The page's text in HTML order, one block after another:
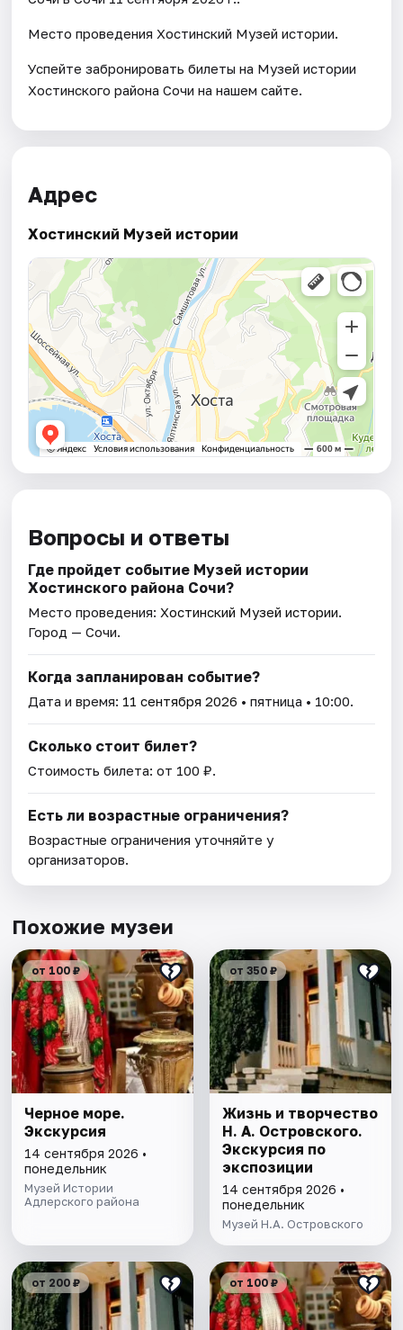
Место проведения Хостинский Музей истории.
Успейте забронировать билеты на Музей истории
Хостинского района Сочи на нашем сайте.
Адрес
Хостинский Музей истории
Вопросы и ответы
Где пройдет событие Музей истории
Хостинского района Сочи?
Место проведения:Хостинский Музей истории.
Город — Сочи.
Когда запланирован событие?
Дата и время: 11 сентября 2026 • пятница • 10:00.
Сколько стоит билет?
Стоимость билета: от 100 ₽.
Есть ли возрастные ограничения?
Возрастные ограничения уточняйте у
организаторов.
Похожие музеи
от 100 ₽
Черное море.
Экскурсия
14 сентября 2026 •
понедельник
Музей Истории
Адлерского района
от 350 ₽
Жизнь и творчество
Н. А. Островского.
Экскурсия по
экспозиции
14 сентября 2026 •
понедельник
Музей Н.А. Островского
от 200 ₽ от 100 ₽